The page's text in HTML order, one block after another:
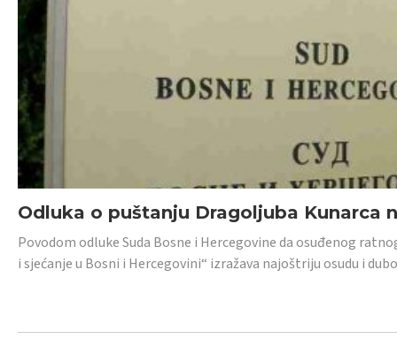
Odluka o puštanju Dragoljuba Kunarca
Povodom odluke Suda Bosne i Hercegovine da osuđenog
i sjećanje u Bosni i Hercegovini“ izražava najoštriju osudu i